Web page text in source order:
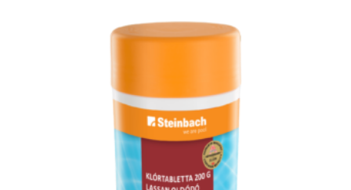
feltételeket biztosít a mikroorganizmusok és kórokozók
számának gyarapodásához. Ezek táplálékul szolgálnak az
algáknak, amelyek egymás után szaporodnak, amik
tökéletes táptalajt jelentenek a baktériumok, vírusok és
gombák számára. Klóros fertőtlenítőszer használata ezért
rendkívül fontos a mikroorganizmusok szaporodásának